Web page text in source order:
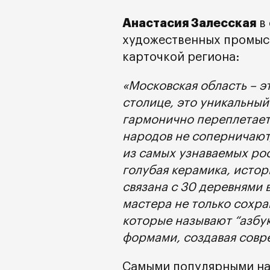
Анастасия Залесская в
художественных
карточкой региона:
«Московская область –
столице, это
гармонично
народов не
из самых узнаваемых
голубая керамика,
связана с 30 деревнями
мастера не только
которые называют
формами, создавая
Самыми популярными